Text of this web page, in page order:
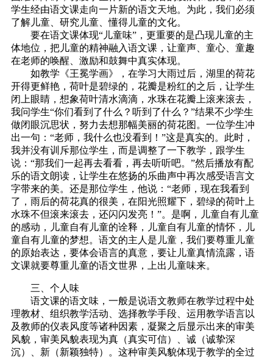
学生经由语文课走向一片新的语文天地。为此，我们必须
了解儿童、研究儿童、懂得儿童的文化。
要在语文课体现“儿童味”，更重要的是凸现儿童的主
体地位，把儿童的精神融入语文课，让童声、童心、童趣
在老师的唤醒、激励和鼓舞中真实体现。
如教学《王冕学画》，在学习大雨过后，湖里的荷花
开得更鲜艳，荷叶是碧绿的，花瓣是粉红的之后，让学生
闭上眼睛，想象荷叶清水滴滴，水珠在花瓣上滚来滚去，
我问学生“你们看到了什么？听到了什么？”结果不少学生
做闭眼沉思状，努力去想那幅美丽的荷花图。一位学生冲
出一句：“老师，我什么也没看到！”这是真实的。此时，
我并没有训斥那位学生，而是调整了一下教学，跟学生
说：“那我们一起再去看看，再去听听吧。”然后播放有配
乐的语文朗读，让学生在悠扬的乐曲声中再次感受语言文
字带来的美。还是那位学生，他说：“老师，现在我看到
了，雨后的荷花真的很美，在阳光照耀下，碧绿的荷叶上
水珠不但滚来滚去，还闪闪发亮！”。是啊，儿童自有儿童
的感动，儿童自有儿童的诠释，儿童自有儿童的情怀，儿
童自有儿童的梦想。语文的主人是儿童，我们要尊重儿童
的原始表达，要体会语言的真意，要让儿童真情流露，语
文课就要尊重儿童的语文世界，上出儿童味来。
三、个人味
语文课的语文味，一般是说语文教师在教学过程中处
理教材、组织教学活动、选择教学手段、运用教学语言以
及教师的仪表风度等诸种因素，凝聚之后显示出来的审美
风貌，审美风貌表现为真（真实可信）、诚（诚挚深
沉）、新（新颖独特）。这种审美风貌体现于教学的全过